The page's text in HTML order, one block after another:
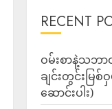
RECENT
ဝမ်းစာနဲ့သဘာ
ချင်းတွင်းမြ
ဆောင်းပါး)